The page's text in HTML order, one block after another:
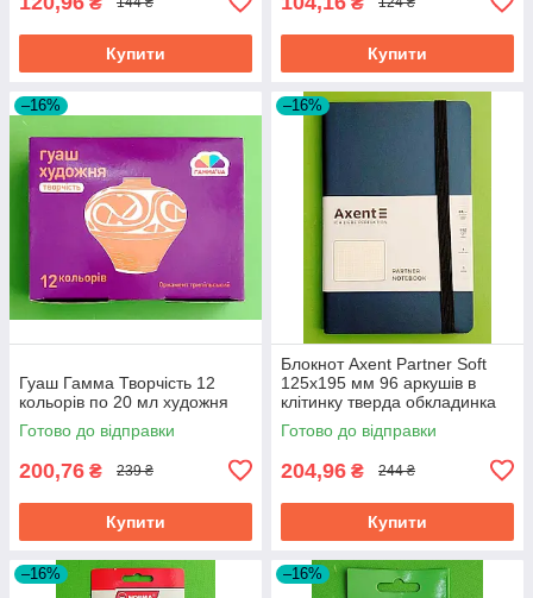
Купити Купити
–16%
Гуаш Гамма Творчість 12
кольорів по 20 мл художня
Готово до відправки
200,76 ₴ 239 ₴
Купити
–16%
Блокнот Axent Partner Soft
125х195 мм 96 аркушів в
клітинку тверда обкладинка
синій
Готово до відправки
204,96 ₴ 244 ₴
Купити
–16% –16%